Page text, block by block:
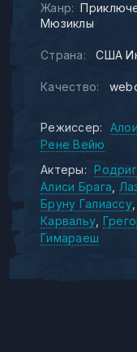
Жанр:
Мюзиклы
Страна: США
Качество:
Режиссер:
Рене Вейю
Актеры:
Алиси Брага
Бруну Галиассу
Карвальу
Гимараеш